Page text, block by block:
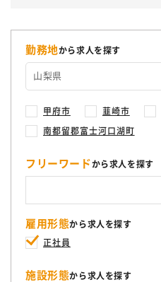
勤務地から求人を探す
甲府市 韮崎市
南都留郡富士河口湖町
フリーワードから求人を探す
雇用形態から求人を探す
正社員
施設形態から求人を探す